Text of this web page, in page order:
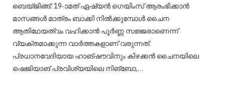
ബെയ്‌ജിങ്ങ്‌: 19-ാമത് ഏഷ്യൻ ഗെയിംസ് ആരംഭിക്കാൻ
മാസങ്ങൾ മാത്രം ബാക്കി നിൽക്കുമ്പോൾ ചൈന
ആതിഥേയത്വം വഹിക്കാൻ പൂർണ്ണ സജ്ജരാണെന്ന്
വ്യക്തമാക്കുന്ന വാർത്തകളാണ് വരുന്നത്.
പ്രധാനവേദിയായ ഹാങ്‌ഷൗവിനും കിഴക്കൻ ചൈനയിലെ
ഷെജിയാങ് പ്രവിശ്യയിലെ നിങ്‌ബോ,…